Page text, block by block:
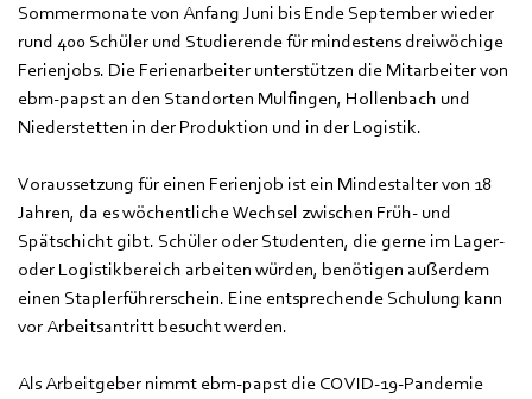
Sommermonate von Anfang Juni bis Ende September wieder
rund 400 Schüler und Studierende für mindestens dreiwöchige
Ferienjobs. Die Ferienarbeiter unterstützen die Mitarbeiter von
ebm-papst an den Standorten Mulfingen, Hollenbach und
Niederstetten in der Produktion und in der Logistik.
Voraussetzung für einen Ferienjob ist ein Mindestalter von 18
Jahren, da es wöchentliche Wechsel zwischen Früh- und
Spätschicht gibt. Schüler oder Studenten, die gerne im Lager-
oder Logistikbereich arbeiten würden, benötigen außerdem
einen Staplerführerschein. Eine entsprechende Schulung kann
vor Arbeitsantritt besucht werden.
Als Arbeitgeber nimmt ebm-papst die COVID-19-Pandemie